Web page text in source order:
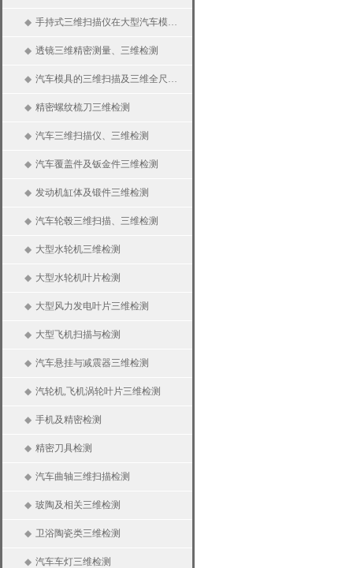
◆ 手持式三维扫描仪在大型汽车模具上的应用
◆ 透镜三维精密测量、三维检测
◆ 汽车模具的三维扫描及三维全尺寸检测
◆ 精密螺纹梳刀三维检测
◆ 汽车三维扫描仪、三维检测
◆ 汽车覆盖件及钣金件三维检测
◆ 发动机缸体及锻件三维检测
◆ 汽车轮毂三维扫描、三维检测
◆ 大型水轮机三维检测
◆ 大型水轮机叶片检测
◆ 大型风力发电叶片三维检测
◆ 大型飞机扫描与检测
◆ 汽车悬挂与减震器三维检测
◆ 汽轮机,飞机涡轮叶片三维检测
◆ 手机及精密检测
◆ 精密刀具检测
◆ 汽车曲轴三维扫描检测
◆ 玻陶及相关三维检测
◆ 卫浴陶瓷类三维检测
◆ 汽车车灯三维检测